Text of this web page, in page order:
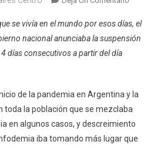
Dos
Años,
Primera
Medida
Por
El
se vivía en el mundo por esos días, el
nacional anunciaba la suspensión
días consecutivos a partir del día
de la pandemia en Argentina y la
toda la población que se mezclaba
en algunos casos, y descreimiento
iba tomando más lugar que